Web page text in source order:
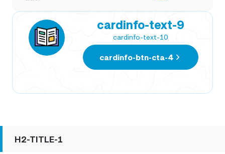
cardinfo-text-9
cardinfo-text-10
cardinfo-btn-cta-4
H2-TITLE-1